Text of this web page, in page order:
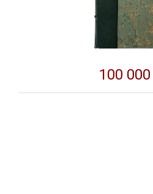
100 000